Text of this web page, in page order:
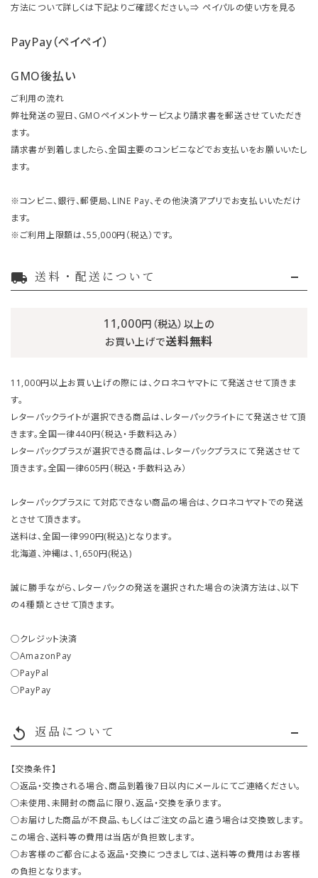
方法について詳しくは下記よりご確認ください。⇒ ペイパルの使い方を見る
PayPay（ペイペイ）
GMO後払い
ご利用の流れ
弊社発送の翌日、GMOペイメントサービスより請求書を郵送させていただき
ます。
請求書が到着しましたら、全国主要のコンビニなどでお支払いをお願いいたし
ます。
※コンビニ、銀行、郵便局、LINE Pay、その他決済アプリでお支払いいただけ
ます。
※ご利用上限額は、55,000円（税込）です。
local_shipping 送料・配送について
11,000円（税込）以上の
お買い上げで送料無料
11,000円以上お買い上げの際には、クロネコヤマトにて発送させて頂きま
す。
レターパックライトが選択できる商品は、レターパックライトにて発送させて頂
きます。全国一律440円（税込・手数料込み）
レターパックプラスが選択できる商品は、レターパックプラスにて発送させて
頂きます。全国一律605円（税込・手数料込み）
レターパックプラスにて対応できない商品の場合は、クロネコヤマトでの発送
とさせて頂きます。
送料は、全国一律990円(税込)となります。
北海道、沖縄は、1,650円(税込)
誠に勝手ながら、レターパックの発送を選択された場合の決済方法は、以下
の４種類とさせて頂きます。
○クレジット決済
○AmazonPay
○PayPal
○PayPay
replay 返品について
【交換条件】
○返品・交換される場合、商品到着後7日以内にメールにてご連絡ください。
○未使用、未開封の商品に限り、返品・交換を承ります。
○お届けした商品が不良品、もしくはご注文の品と違う場合は交換致します。
この場合、送料等の費用は当店が負担致します。
○お客様のご都合による返品・交換につきましては、送料等の費用はお客様
の負担となります。